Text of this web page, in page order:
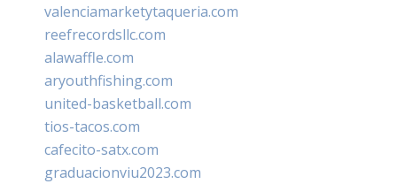
valenciamarketytaqueria.com
reefrecordsllc.com
alawaffle.com
aryouthfishing.com
united-basketball.com
tios-tacos.com
cafecito-satx.com
graduacionviu2023.com